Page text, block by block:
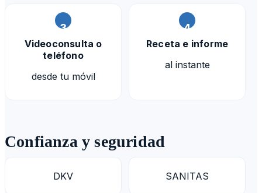
3
Videoconsulta o
teléfono
desde tu móvil
4
Receta e informe
al instante
Confianza y seguridad
DKV SANITAS